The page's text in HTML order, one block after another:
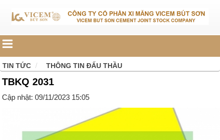
TIN TỨC THÔNG TIN ĐẤU THẦU
TBKQ 2031
Cập nhật: 09/11/2023 15:05